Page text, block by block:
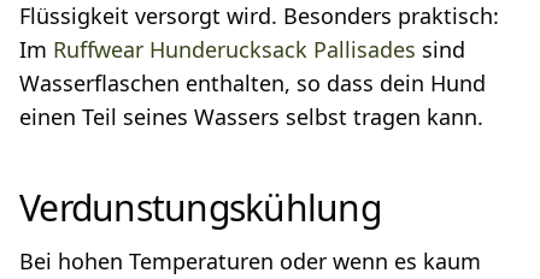
Flüssigkeit versorgt wird. Besonders praktisch:
Im Ruffwear Hunderucksack Pallisades sind
Wasserflaschen enthalten, so dass dein Hund
einen Teil seines Wassers selbst tragen kann.
Verdunstungskühlung
Bei hohen Temperaturen oder wenn es kaum